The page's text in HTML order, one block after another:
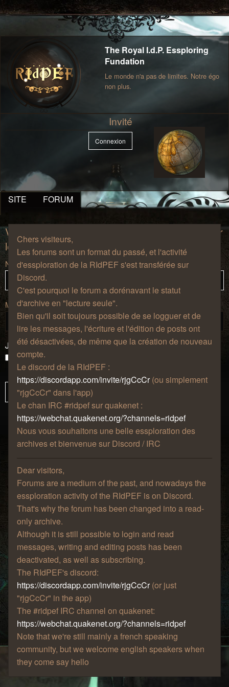
The Royal I.d.P. Essploring
Fundation
Le monde n'a pas de limites. Notre égo
non plus.
Invité
Connexion
SITE FORUM
Chers visiteurs,
Les forums sont un format du passé, et l'activité
d'essploration de la RIdPEF s'est transférée sur
Discord.
C'est pourquoi le forum a dorénavant le statut
d'archive en "lecture seule".
Bien qu'il soit toujours possible de se logguer et de
lire les messages, l'écriture et l'édition de posts ont
été désactivées, de même que la création de nouveau
compte.
Le discord de la RIdPEF :
https://discordapp.com/invite/rjgCcCr(ou simplement
"rjgCcCr" dans l'app)
Le chan IRC #ridpef sur quakenet :
https://webchat.quakenet.org/?channels=ridpef
Nous vous souhaitons une belle essploration des
archives et bienvenue sur Discord / IRC
Dear visitors,
Forums are a medium of the past, and nowadays the
essploration activity of the RIdPEF is on Discord.
That's why the forum has been changed into a read-
only archive.
Although it is still possible to login and read
messages, writing and editing posts has been
deactivated, as well as subscribing.
The RIdPEF's discord:
https://discordapp.com/invite/rjgCcCr(or just
"rjgCcCr" in the app)
The #ridpef IRC channel on quakenet:
https://webchat.quakenet.org/?channels=ridpef
Note that we're still mainly a french speaking
community, but we welcome english speakers when
they come say hello
Vous devez vous connecter afin de pouvoir citer
les messages de ce forum.
Nom d’utilisateur :
Mot de passe :
J’ai oublié mon mot de passe
Se souvenir de moi
Masquer ma présence lors de cette session